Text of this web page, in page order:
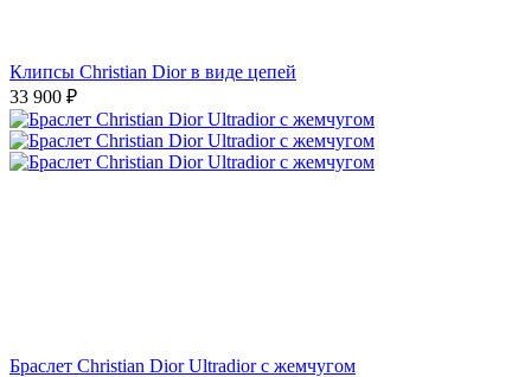
Клипсы Christian Dior в виде цепей
33 900 ₽
Браслет Christian Dior Ultradior с жемчугом